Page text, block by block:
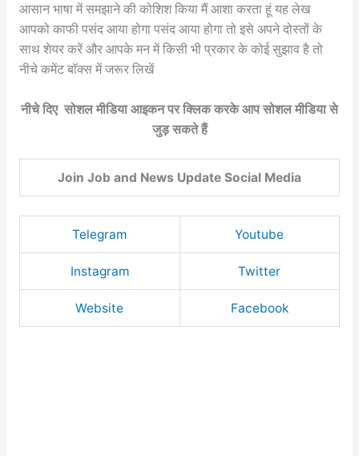
आसान भाषा में समझाने की कोशिश किया मैं आशा करता हूं यह लेख
आपको काफी पसंद आया होगा पसंद आया होगा तो इसे अपने दोस्तों के
साथ शेयर करें और आपके मन में किसी भी प्रकार के कोई सुझाव है तो
नीचे कमेंट बॉक्स में जरूर लिखें
नीचे दिए सोशल मीडिया आइकन पर क्लिक करके आप सोशल मीडिया से
जुड़ सकते हैं
Join Job and News Update Social Media
Telegram Youtube
Instagram Twitter
Website Facebook